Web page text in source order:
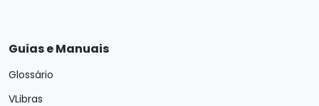
Guias e Manuais
Glossário
VLibras